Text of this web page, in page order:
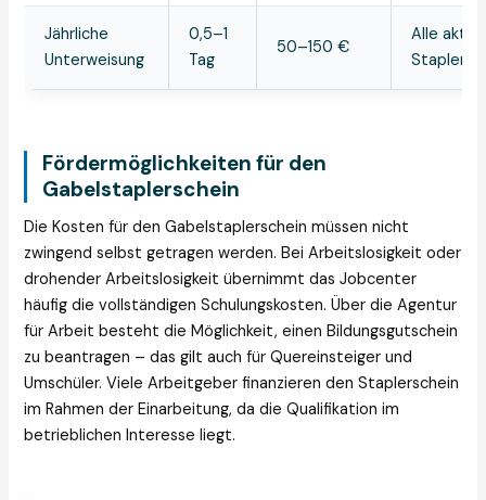
Jährliche
Unterweisung
0,5–1
Tag
50–150 €
Alle
Fördermöglichkeiten für den
Gabelstaplerschein
Die Kosten für den Gabelstaplerschein müssen nicht
zwingend selbst getragen werden. Bei Arbeitslosigkeit oder
drohender Arbeitslosigkeit übernimmt das Jobcenter
häufig die vollständigen Schulungskosten. Über die Agentur
für Arbeit besteht die Möglichkeit, einen Bildungsgutschein
zu beantragen – das gilt auch für Quereinsteiger und
Umschüler. Viele Arbeitgeber finanzieren den Staplerschein
im Rahmen der Einarbeitung, da die Qualifikation im
betrieblichen Interesse liegt.